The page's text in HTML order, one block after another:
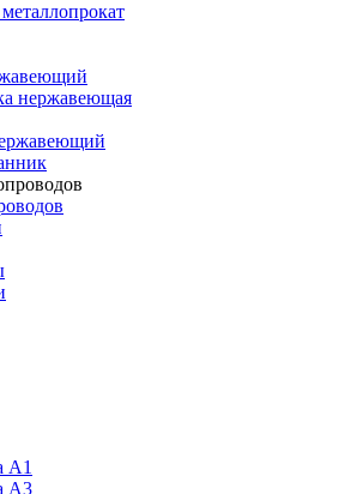
нержавеющая
A1
А3